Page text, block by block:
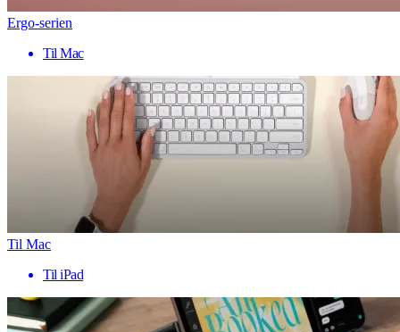
Ergo-serien
Til Mac
Til Mac
Til iPad